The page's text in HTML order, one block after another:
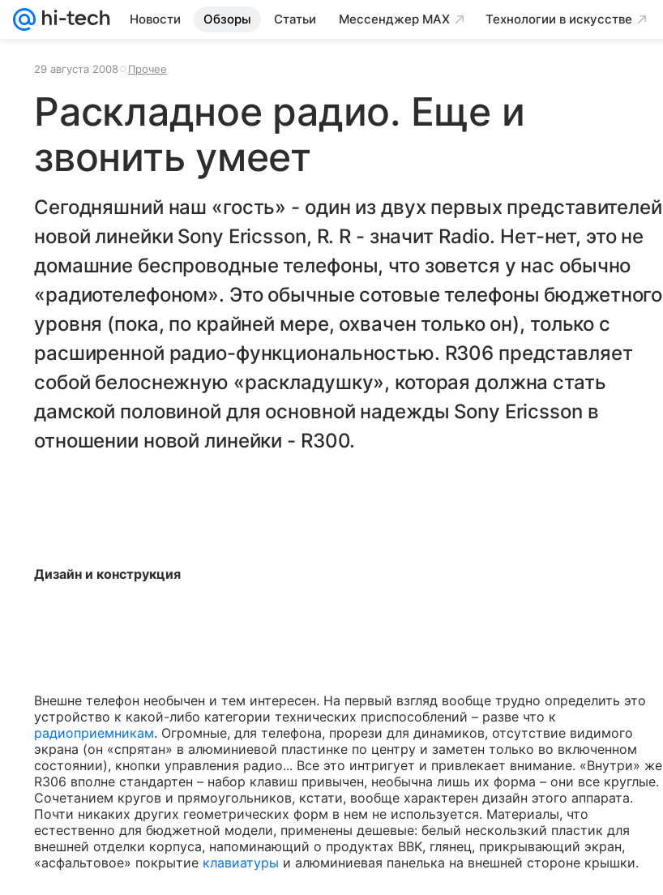
Новости Обзоры Статьи Мессенджер MAX Технологии в искусстве
29 августа 2008 Прочее
Раскладное радио. Еще и
звонить умеет
Сегодняшний наш «гость» - один из двух первых представителей
новой линейки Sony Ericsson, R. R - значит Radio. Нет-нет, это не
домашние беспроводные телефоны, что зовется у нас обычно
«радиотелефоном». Это обычные сотовые телефоны бюджетного
уровня (пока, по крайней мере, охвачен только он), только с
расширенной радио-функциональностью. R306 представляет
собой белоснежную «раскладушку», которая должна стать
дамской половиной для основной надежды Sony Ericsson в
отношении новой линейки - R300.
Дизайн и конструкция
Внешне телефон необычен и тем интересен. На первый взгляд вообще трудно определить это
устройство к какой-либо категории технических приспособлений – разве что к
радиоприемникам. Огромные, для телефона, прорези для динамиков, отсутствие видимого
экрана (он «спрятан» в алюминиевой пластинке по центру и заметен только во включенном
состоянии), кнопки управления радио... Все это интригует и привлекает внимание. «Внутри» же
R306 вполне стандартен – набор клавиш привычен, необычна лишь их форма – они все круглые.
Сочетанием кругов и прямоугольников, кстати, вообще характерен дизайн этого аппарата.
Почти никаких других геометрических форм в нем не используется. Материалы, что
естественно для бюджетной модели, применены дешевые: белый нескользкий пластик для
внешней отделки корпуса, напоминающий о продуктах BBK, глянец, прикрывающий экран,
«асфальтовое» покрытие клавиатуры и алюминиевая панелька на внешней стороне крышки.